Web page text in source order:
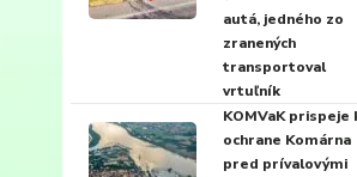
autá, jedného zo
zranených
transportoval
vrtuľník
KOMVaK prispeje
ochrane Komárna
pred prívalovými